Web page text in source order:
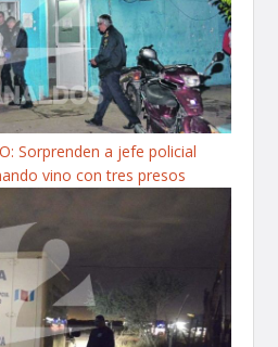
Sorprenden a jefe policial
vino con tres presos